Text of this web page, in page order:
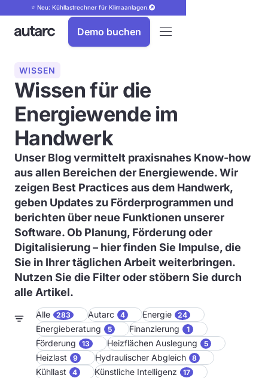
⭐ Neu: Kühllastrechner für Klimaanlagen.
Demo buchen
WISSEN
Wissen für die
Energiewende im
Handwerk
Unser Blog vermittelt praxisnahes Know-how
aus allen Bereichen der Energiewende. Wir
zeigen Best Practices aus dem Handwerk,
geben Updates zu Förderprogrammen und
berichten über neue Funktionen unserer
Software. Ob Planung, Förderung oder
Digitalisierung – hier finden Sie Impulse, die
Sie in Ihrer täglichen Arbeit weiterbringen.
Nutzen Sie die Filter oder stöbern Sie durch
alle Artikel.
Alle 283 Autarc 4 Energie 24
Energieberatung 5 Finanzierung 1
Förderung 13 Heizflächen Auslegung 5
Heizlast 9 Hydraulischer Abgleich 8
Kühllast 4 Künstliche Intelligenz 17